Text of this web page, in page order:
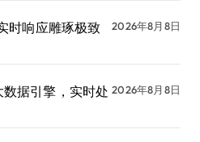
时响应雕琢极致
2026年8月8日
据引擎，实时处 2026年8月8日